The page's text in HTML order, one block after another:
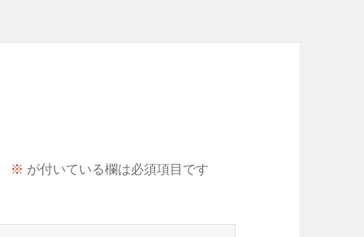
※ が付いている欄は必須項目です